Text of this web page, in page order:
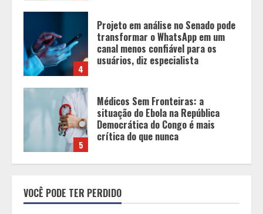
5
Médicos Sem Fronteiras: a
situação do Ebola na República
Democrática do Congo é mais
crítica do que nunca
1
Pesquisa revela atual perfil
universitário: adultos que
conciliam estudo, trabalho e
família
destroem um relacionamento e a
maioria dos casais nem percebe
VOCÊ PODE TER PERDIDO